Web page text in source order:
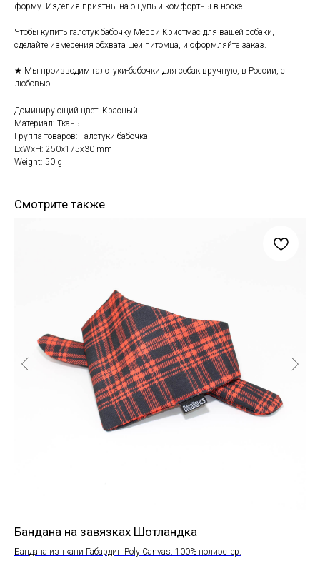
форму. Изделия приятны на ощупь и комфортны в носке.
Чтобы купить галстук бабочку Мерри Кристмас для вашей собаки,
сделайте измерения обхвата шеи питомца, и оформляйте заказ.
★ Мы производим галстуки-бабочки для собак вручную, в России, с
любовью.
Доминирующий цвет: Красный
Материал: Ткань
Группа товаров: Галстуки-бабочка
LxWxH: 250x175x30 mm
Weight: 50 g
Смотрите также
Бандана на завязках Шотландка
Бандана из ткани Габардин Poly Canvas. 100% полиэстер.